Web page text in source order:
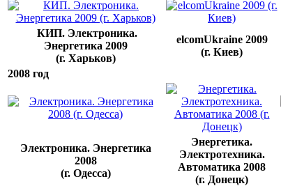
КИП. Электроника.
Энергетика 2009
(г. Харьков)
elcomUkraine 2009
(г. Киев)
2008 год
Электроника. Энергетика
2008
(г. Одесса)
Энергетика.
Электротехника.
Автоматика 2008
(г. Донецк)